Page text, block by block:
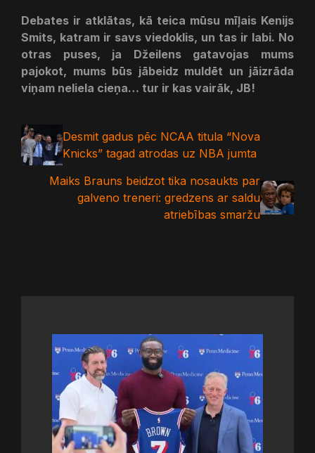
Debates ir atklātas, kā teica mūsu mīļais Kenijs
Smits, katram ir savs viedoklis, un tas ir labi. No
otras puses, ja Džeilens gatavojas mums
pajokot, mums būs jābeidz muldēt un jāizrāda
viņam neliela cieņa… tur ir kas vairāk, JB!
Desmit gadus pēc NCAA titula “Nova
Knicks” tagad atrodas uz NBA jumta
Maiks Brauns beidzot tika nosaukts par
galveno treneri: gredzens ar saldu
atriebības smaržu